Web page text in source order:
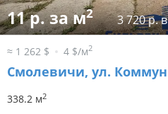
11 р. за м2 3 720 р.
≈ 1 262 $ 4 $/м2
Смолевичи, ул.
338.2 м2